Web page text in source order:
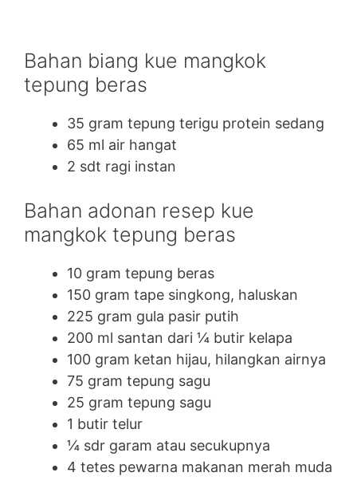
Bahan biang kue mangkok
tepung beras
35 gram tepung terigu protein sedang
65 ml air hangat
2 sdt ragi instan
Bahan adonan resep kue
mangkok tepung beras
10 gram tepung beras
150 gram tape singkong, haluskan
225 gram gula pasir putih
200 ml santan dari ¼ butir kelapa
100 gram ketan hijau, hilangkan airnya
75 gram tepung sagu
25 gram tepung sagu
1 butir telur
¼ sdr garam atau secukupnya
4 tetes pewarna makanan merah muda